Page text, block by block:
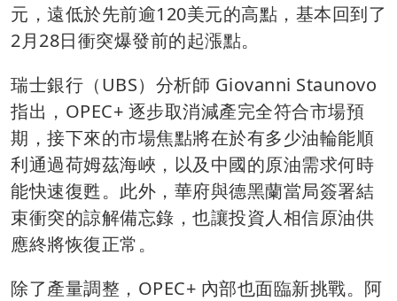
元，遠低於先前逾120美元的高點，基本回到了
2月28日衝突爆發前的起漲點。
瑞士銀行（UBS）分析師 Giovanni Staunovo
指出，OPEC+ 逐步取消減產完全符合市場預
期，接下來的市場焦點將在於有多少油輪能順
利通過荷姆茲海峽，以及中國的原油需求何時
能快速復甦。此外，華府與德黑蘭當局簽署結
束衝突的諒解備忘錄，也讓投資人相信原油供
應終將恢復正常。
除了產量調整，OPEC+ 內部也面臨新挑戰。阿